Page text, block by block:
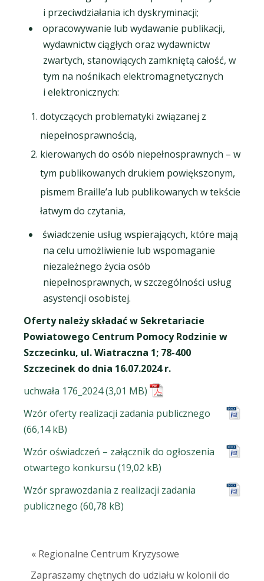
i przeciwdziałania ich dyskryminacji;
opracowywanie lub wydawanie publikacji,
wydawnictw ciągłych oraz wydawnictw
zwartych, stanowiących zamkniętą całość, w
tym na nośnikach elektromagnetycznych
i elektronicznych:
dotyczących problematyki związanej z
niepełnosprawnością,
kierowanych do osób niepełnosprawnych – w
tym publikowanych drukiem powiększonym,
pismem Braille’a lub publikowanych w tekście
łatwym do czytania,
świadczenie usług wspierających, które mają
na celu umożliwienie lub wspomaganie
niezależnego życia osób
niepełnosprawnych, w szczególności usług
asystencji osobistej.
Oferty należy składać w Sekretariacie
Powiatowego Centrum Pomocy Rodzinie w
Szczecinku, ul. Wiatraczna 1; 78-400
Szczecinek do dnia 16.07.2024 r.
uchwała 176_2024
Wzór oferty realizacji zadania publicznego
Wzór oświadczeń – załącznik do ogłoszenia
otwartego konkursu
Wzór sprawozdania z realizacji zadania
publicznego
« Regionalne Centrum Kryzysowe
Zapraszamy chętnych do udziału w kolonii do